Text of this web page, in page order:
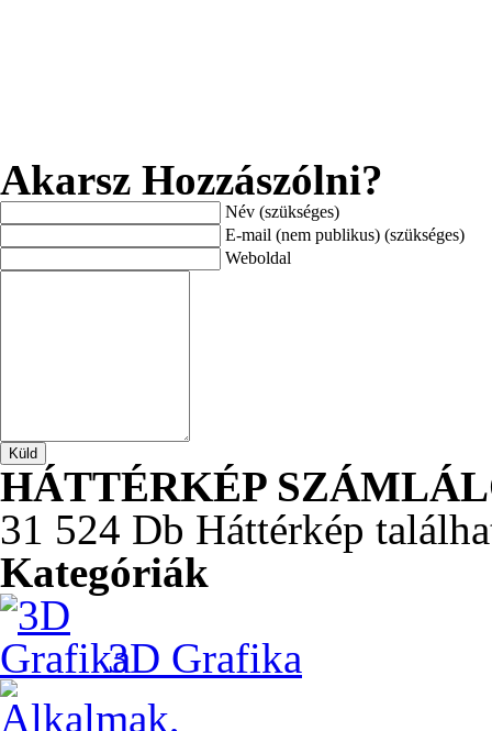
Akarsz Hozzászólni?
Név (szükséges)
E-mail (nem publikus) (szükséges)
Weboldal
HÁTTÉRKÉP
31 524 Db Háttérkép
Kategóriák
3D Grafika